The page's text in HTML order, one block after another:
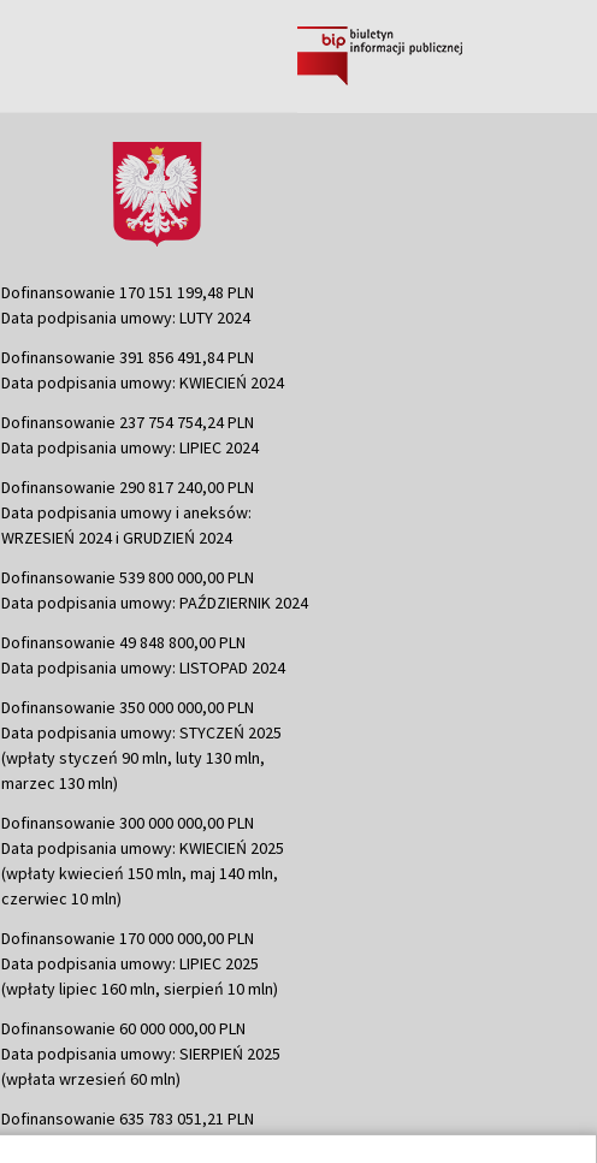
Dofinansowanie 170 151 199,48 PLN
Data podpisania umowy: LUTY 2024
Dofinansowanie 391 856 491,84 PLN
Data podpisania umowy: KWIECIEŃ 2024
Dofinansowanie 237 754 754,24 PLN
Data podpisania umowy: LIPIEC 2024
Dofinansowanie 290 817 240,00 PLN
Data podpisania umowy i aneksów:
WRZESIEŃ 2024 i GRUDZIEŃ 2024
Dofinansowanie 539 800 000,00 PLN
Data podpisania umowy: PAŹDZIERNIK 2024
Dofinansowanie 49 848 800,00 PLN
Data podpisania umowy: LISTOPAD 2024
Dofinansowanie 350 000 000,00 PLN
Data podpisania umowy: STYCZEŃ 2025
(wpłaty styczeń 90 mln, luty 130 mln,
marzec 130 mln)
Dofinansowanie 300 000 000,00 PLN
Data podpisania umowy: KWIECIEŃ 2025
(wpłaty kwiecień 150 mln, maj 140 mln,
czerwiec 10 mln)
Dofinansowanie 170 000 000,00 PLN
Data podpisania umowy: LIPIEC 2025
(wpłaty lipiec 160 mln, sierpień 10 mln)
Dofinansowanie 60 000 000,00 PLN
Data podpisania umowy: SIERPIEŃ 2025
(wpłata wrzesień 60 mln)
Dofinansowanie 635 783 051,21 PLN